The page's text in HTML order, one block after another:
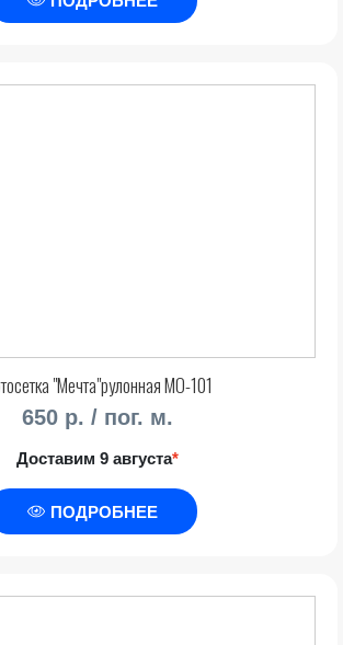
"Мечта"рулонная МО-101
650 р. / пог. м.
Доставим 9 августа*
ПОДРОБНЕЕ